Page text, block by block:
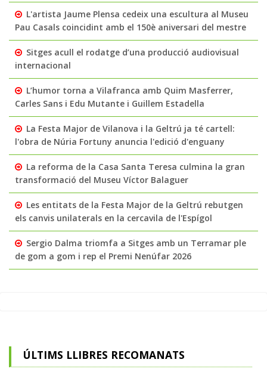
L'artista Jaume Plensa cedeix una escultura al Museu
Pau Casals coincidint amb el 150è aniversari del mestre
Sitges acull el rodatge d’una producció audiovisual
internacional
L’humor torna a Vilafranca amb Quim Masferrer,
Carles Sans i Edu Mutante i Guillem Estadella
La Festa Major de Vilanova i la Geltrú ja té cartell:
l'obra de Núria Fortuny anuncia l'edició d'enguany
La reforma de la Casa Santa Teresa culmina la gran
transformació del Museu Víctor Balaguer
Les entitats de la Festa Major de la Geltrú rebutgen
els canvis unilaterals en la cercavila de l'Espígol
Sergio Dalma triomfa a Sitges amb un Terramar ple
de gom a gom i rep el Premi Nenúfar 2026
ÚLTIMS LLIBRES RECOMANATS